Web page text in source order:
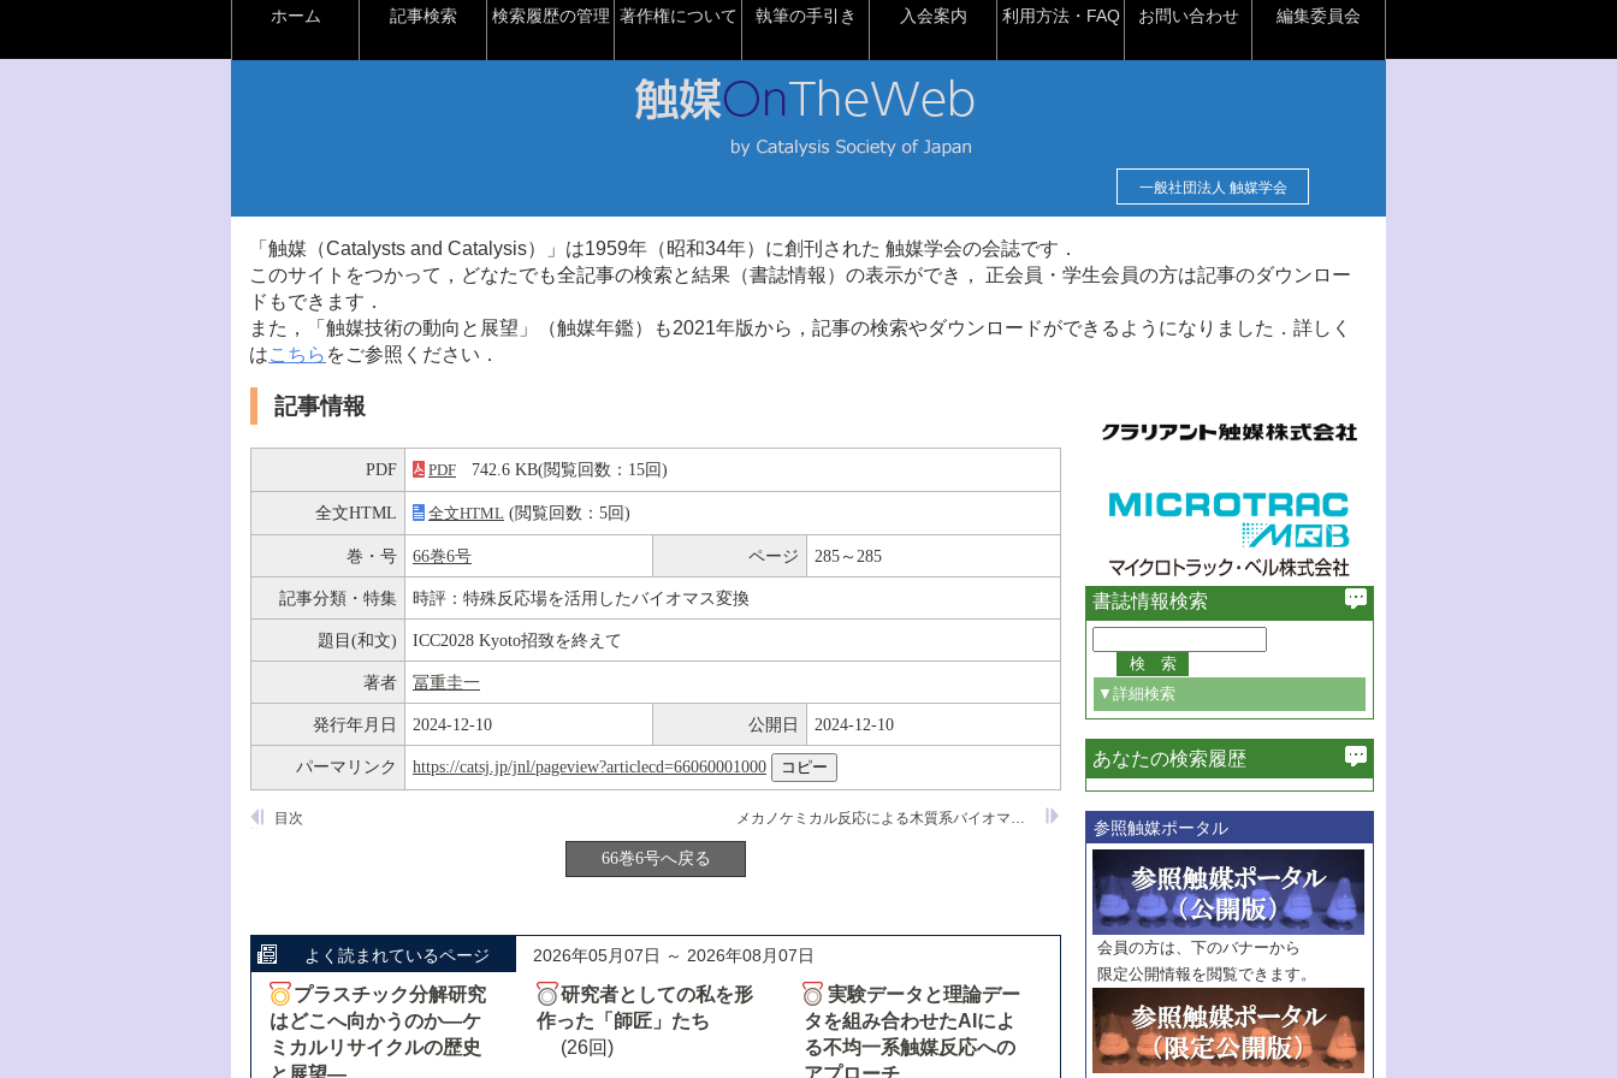
ホーム 記事検索 検索履歴の管理 著作権について 執筆の手引き 入会案内 利用方法・FAQ お問い合わせ 編集委員会
一般社団法人 触媒学会
「触媒（Catalysts and Catalysis）」は1959年（昭和34年）に創刊された 触媒学会の会誌です．
このサイトをつかって，どなたでも全記事の検索と結果（書誌情報）の表示ができ， 正会員・学生会員の方は記事のダウンロー
ドもできます．
また，「触媒技術の動向と展望」（触媒年鑑）も2021年版から，記事の検索やダウンロードができるようになりました．詳しく
はこちら をご参照ください．
記事情報
PDF PDF 742.6 KB(閲覧回数：15回)
全文HTML 全文HTML (閲覧回数：5回)
巻・号 66巻6号 ページ 285～285
記事分類・特集 時評：特殊反応場を活用したバイオマス変換
題目(和文) ICC2028 Kyoto招致を終えて
著者 冨重圭一
発行年月日 2024-12-10 公開日 2024-12-10
パーマリンク https://catsj.jp/jnl/pageview?articlecd=66060001000
メカノケミカル反応による木質系バイオマスの変換反応
目次
66巻6号へ戻る
よく読まれているページ 2026年05月07日 ～ 2026年08月07日
プラスチック分解研究
はどこへ向かうのか―ケ
ミカルリサイクルの歴史
と展望―
研究者としての私を形
作った「師匠」たち
(26回)
実験データと理論デー
タを組み合わせたAIによ
る不均一系触媒反応への
アプローチ
書誌情報検索
▼詳細検索
必ず含む
巻・号指定
巻
号
範囲指定
巻
号～
巻
号
触媒年鑑
年度
記事種別
マーク：
マークあり
あなたの検索履歴
参照触媒ポータル
会員の方は、下のバナーから
限定公開情報を閲覧できます。